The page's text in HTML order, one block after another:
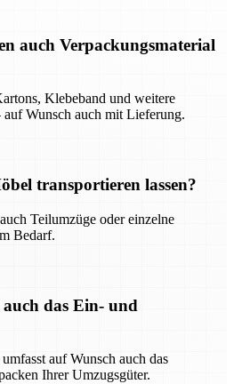
auch Verpackungsmaterial
Klebeband und weitere
Wunsch auch mit Lieferung.
transportieren lassen?
Teilumzüge oder einzelne
Bedarf.
das Ein- und
auf Wunsch auch das
Ihrer Umzugsgüter.